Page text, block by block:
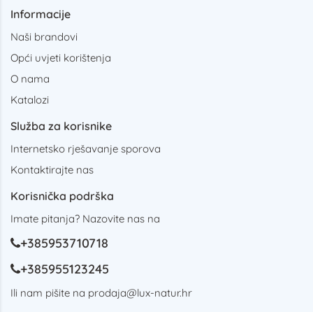
Informacije
Naši brandovi
Opći uvjeti korištenja
O nama
Katalozi
Služba za korisnike
Internetsko rješavanje sporova
Kontaktirajte nas
Korisnička podrška
Imate pitanja? Nazovite nas na
+385953710718
+385955123245
Ili nam pišite na prodaja@lux-natur.hr